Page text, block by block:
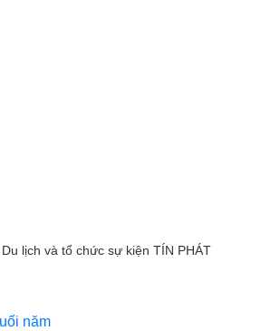
lịch và tổ chức sự kiện TÍN PHÁT